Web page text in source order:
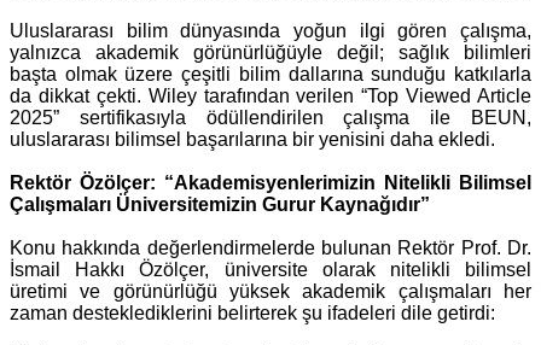
Uluslararası bilim dünyasında yoğun ilgi gören çalışma,
yalnızca akademik görünürlüğüyle değil; sağlık bilimleri
başta olmak üzere çeşitli bilim dallarına sunduğu katkılarla
da dikkat çekti. Wiley tarafından verilen “Top Viewed Article
2025” sertifikasıyla ödüllendirilen çalışma ile BEUN,
uluslararası bilimsel başarılarına bir yenisini daha ekledi.
Rektör Özölçer: “Akademisyenlerimizin Nitelikli Bilimsel
Çalışmaları Üniversitemizin Gurur Kaynağıdır”
Konu hakkında değerlendirmelerde bulunan Rektör Prof. Dr.
İsmail Hakkı Özölçer, üniversite olarak nitelikli bilimsel
üretimi ve görünürlüğü yüksek akademik çalışmaları her
zaman desteklediklerini belirterek şu ifadeleri dile getirdi: